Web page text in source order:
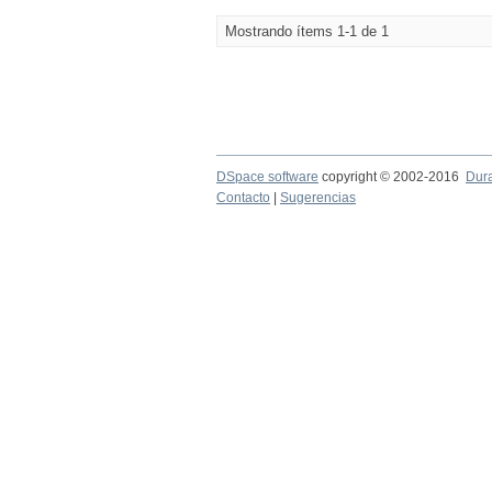
Mostrando ítems 1-1 de 1
DSpace software copyright © 2002-2016
Contacto
Sugerencias